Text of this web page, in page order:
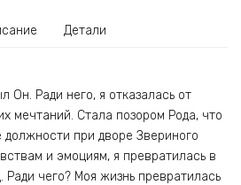
Детали
Ради него, я отказалась от
мечтаний. Стала позором Рода, что
при дворе Звериного
и эмоциям, я превратилась в
Ради чего? Моя жизнь превратилась